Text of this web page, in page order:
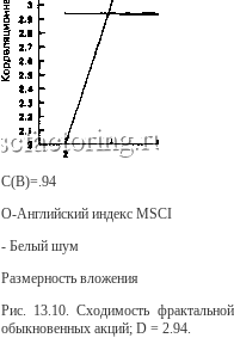
С(В)=.94
О-Английский индекс MSCI
- Белый шум
Размерность вложения
Рис. 13.10. Сходимость
обыкновенных акций; D = 2.94.